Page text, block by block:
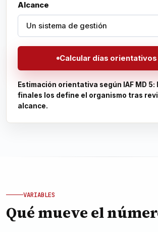
Alcance
Calcular días orientativos
Estimación orientativa según IAF MD 5:
finales los define el organismo tras
alcance.
VARIABLES
Qué mueve el